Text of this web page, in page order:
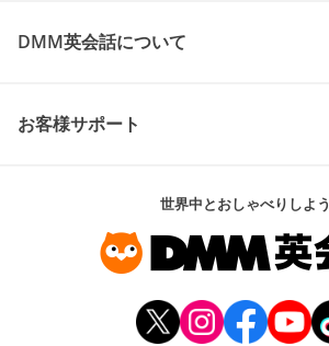
DMM英会話について
お客様サポート
世界中とおしゃべりしよう